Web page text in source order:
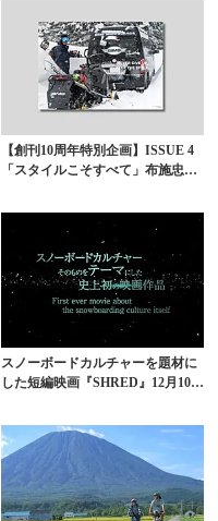
【創刊10周年特別企画】ISSUE 4
「スタイルこそすべて」布施忠イ
スノーボードカルチャーを題材に
した短編映画『SHRED』12月10日